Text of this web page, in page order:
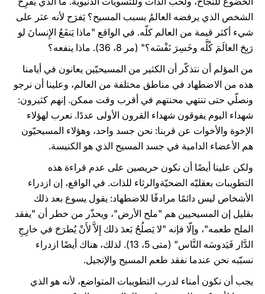
الشخص الذي يرفضه العالمُ بسبب المسيح؟ يَفرَح لأنه عثر على
شيء أكثر قيمة من العالم كلّه. في الواقع "ماذا يَنفَعُ الإِنسانَ لو
رَبِحَ العالَمَ كُلَّه وخَسِرَ نَفْسَه؟" (مر 8، 36). ماذا ينفعه؟
من المؤلم أن نتذكّر أن الكثير من المسيحيّين يعانون في أيامنا
هذه من الاضطهاد في مناطق مختلفة من العالم، وعلينا أن نرجو
ونصلّي حتى تنتهي محنتهم في أقرب وقت ممكن. إنهم كثيرون:
شهداء اليوم يفوقون شهداء القرون الأولى عددًا. نعرب لهؤلاء
الإخوة والأخوات عن قربنا: نحن جسد واحد، وهؤلاء المسيحيّون
هم الأعضاء الدامية في جسد المسيح الذي هو الكنيسة.
ولكن علينا أيضًا أن نكون حريصين على عدم قراءة هذه
التطويبات بعقليّه الضحيّةوالرثاء للذات. في الواقع، إن ازدراء
الأشخاص ليس دائمًا مرادفًا للاضطهاد: يقول يسوع بعد ذلك
بقليل إن المسيحيين هم "ملح الأرض"، ويحذّر من خطر أن "يفقد
الملح طعمه"، وإلّا فإنه "لا يَصلُحُ بَعدَ ذلك إِلاَّ لأَنْ يُطرَحَ في خارِجِ
الدَّار فَيَدوسَه النَّاس" (متى 5، 13). لذلك، هناك أيضًا ازدراء
نسبّبه نحن عندما نفقد طعم المسيح والإنجيل.
يجب أن نكون أمناء لدرب التطويبات المتواضع، لأنه هو الذي